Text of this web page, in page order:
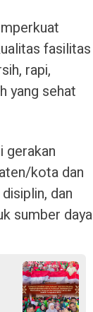
fasilitas
rapi,
yang sehat
gerakan
kota dan
dan
sumber daya